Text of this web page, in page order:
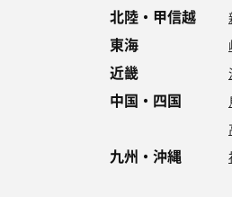
北陸・甲信越
東海
近畿
中国・四国
九州・沖縄